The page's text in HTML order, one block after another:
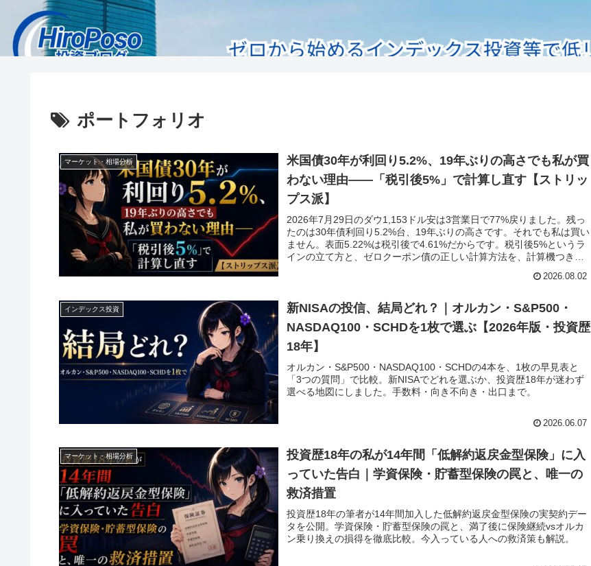
ポートフォリオ
マーケット・相場分析
米国債30年が利回り5.2%、19年ぶりの高さでも私が買
わない理由——「税引後5%」で計算し直す【ストリッ
プス派】
2026年7月29日のダウ1,153ドル安は3営業日で77%戻りました。残っ
たのは30年債利回り5.2%台、19年ぶりの高さです。それでも私は買い
ません。表面5.22%は税引後で4.61%だからです。税引後5%というラ
インの立て方と、ゼロクーポン債の正しい計算方法を、計算機つきで
2026.08.02
インデックス投資
新NISAの投信、結局どれ？｜オルカン・S&P500・
NASDAQ100・SCHDを1枚で選ぶ【2026年版・投資歴
18年】
オルカン・S&P500・NASDAQ100・SCHDの4本を、1枚の早見表と
「3つの質問」で比較。新NISAでどれを選ぶか、投資歴18年が迷わず
選べる地図にしました。手数料・向き不向き・出口まで。
2026.06.07
マーケット・相場分析
投資歴18年の私が14年間「低解約返戻金型保険」に入
っていた告白｜学資保険・貯蓄型保険の罠と、唯一の
救済措置
投資歴18年の筆者が14年間加入した低解約返戻金型保険の実契約デー
タを公開。学資保険・貯蓄型保険の罠と、満了後に保険継続vsオルカ
ン乗り換えの損得を徹底比較。今入っている人への救済策も解説。